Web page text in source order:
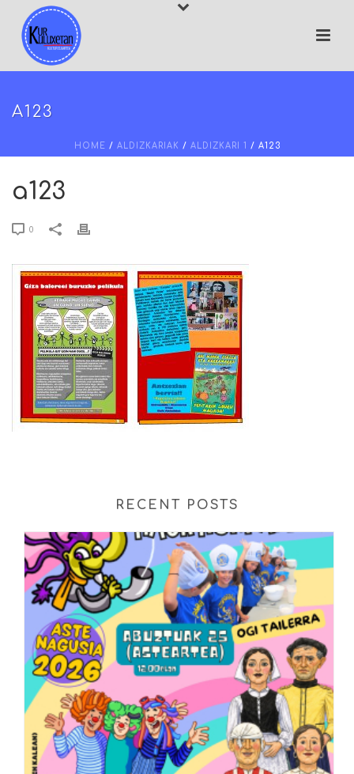
A123
HOME / ALDIZKARIAK / ALDIZKARI 1 / A123
a123
0
RECENT POSTS